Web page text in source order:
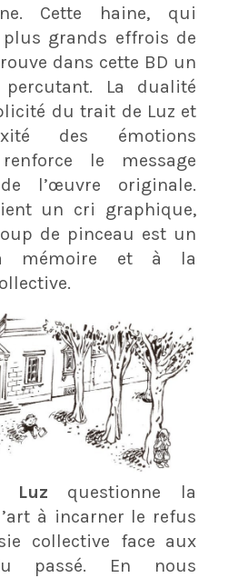
Cette haine, qui
grands effrois de
dans cette BD un
La dualité
du trait de Luz et
des émotions
le message
l’œuvre originale.
un cri graphique,
de pinceau est un
mémoire et à la
Luz questionne la
à incarner le refus
collective face aux
passé. En nous